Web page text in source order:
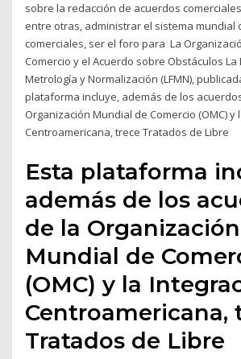
sobre la redacción de acuerdos
entre otras, administrar el sistema mundial
comerciales, ser el foro para La
Comercio y el Acuerdo sobre Obstáculos La
Metrología y Normalización (LFMN),
plataforma incluye, además de los
Organización Mundial de Comercio (OMC) y
Centroamericana, trece Tratados de Libre
Esta plataforma
además de los
de la Organización
Mundial de
(OMC) y la
Centroamericana,
Tratados de Libre